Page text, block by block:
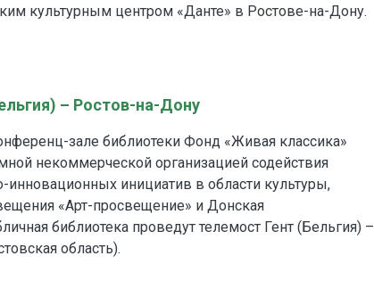
культурным центром «Данте» в Ростове-на-Дону.
– Ростов-на-Дону
зале библиотеки Фонд «Живая классика»
некоммерческой организацией содействия
инновационных инициатив в области культуры,
«Арт-просвещение» и Донская
библиотека проведут телемост Гент (Бельгия) –
область).